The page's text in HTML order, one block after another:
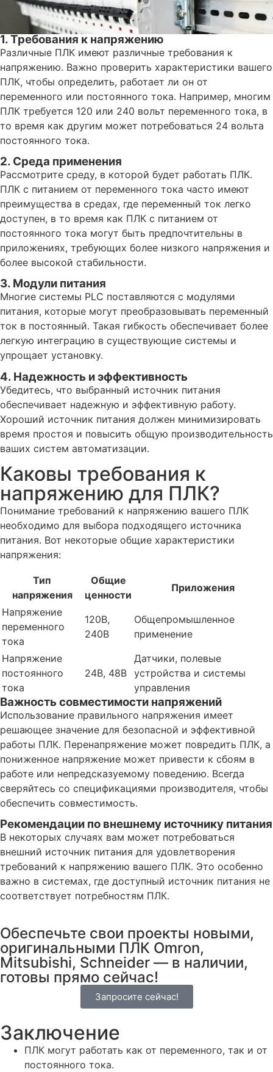
1. Требования к напряжению
Различные ПЛК имеют различные требования к
напряжению. Важно проверить характеристики вашего
ПЛК, чтобы определить, работает ли он от
переменного или постоянного тока. Например, многим
ПЛК требуется 120 или 240 вольт переменного тока, в
то время как другим может потребоваться 24 вольта
постоянного тока.
2. Среда применения
Рассмотрите среду, в которой будет работать ПЛК.
ПЛК с питанием от переменного тока часто имеют
преимущества в средах, где переменный ток легко
доступен, в то время как ПЛК с питанием от
постоянного тока могут быть предпочтительны в
приложениях, требующих более низкого напряжения и
более высокой стабильности.
3. Модули питания
Многие системы PLC поставляются с модулями
питания, которые могут преобразовывать переменный
ток в постоянный. Такая гибкость обеспечивает более
легкую интеграцию в существующие системы и
упрощает установку.
4. Надежность и эффективность
Убедитесь, что выбранный источник питания
обеспечивает надежную и эффективную работу.
Хороший источник питания должен минимизировать
время простоя и повысить общую производительность
ваших систем автоматизации.
Каковы требования к
напряжению для ПЛК?
Понимание требований к напряжению вашего ПЛК
необходимо для выбора подходящего источника
питания. Вот некоторые общие характеристики
напряжения:
Тип
напряжения
Общие
ценности
Приложения
Напряжение
переменного
тока
120В,
240В
Общепромышленное
применение
Напряжение
постоянного
тока
24В, 48В
Датчики, полевые
устройства и системы
управления
Важность совместимости напряжений
Использование правильного напряжения имеет
решающее значение для безопасной и эффективной
работы ПЛК. Перенапряжение может повредить ПЛК, а
пониженное напряжение может привести к сбоям в
работе или непредсказуемому поведению. Всегда
сверяйтесь со спецификациями производителя, чтобы
обеспечить совместимость.
Рекомендации по внешнему источнику питания
В некоторых случаях вам может потребоваться
внешний источник питания для удовлетворения
требований к напряжению вашего ПЛК. Это особенно
важно в системах, где доступный источник питания не
соответствует потребностям ПЛК.
Обеспечьте свои проекты новыми,
оригинальными ПЛК Omron,
Mitsubishi, Schneider — в наличии,
готовы прямо сейчас!
Запросите сейчас!
Заключение
ПЛК могут работать как от переменного, так и от
постоянного тока.